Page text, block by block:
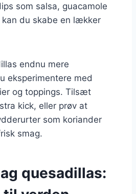
som salsa, guacamole
kan du skabe en lækker
endnu mere
eksperimentere med
og toppings. Tilsæt
kick, eller prøv at
som koriander
smag.
quesadillas: